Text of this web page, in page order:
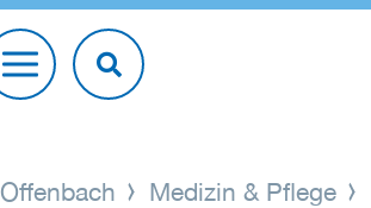
Offenbach Medizin & Pflege